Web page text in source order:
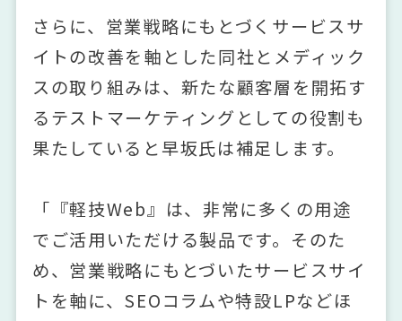
さらに、営業戦略にもとづくサービスサ
イトの改善を軸とした同社とメディック
スの取り組みは、新たな顧客層を開拓す
るテストマーケティングとしての役割も
果たしていると早坂氏は補足します。
「『軽技Web』は、非常に多くの用途
でご活用いただける製品です。そのた
め、営業戦略にもとづいたサービスサイ
トを軸に、SEOコラムや特設LPなどほ